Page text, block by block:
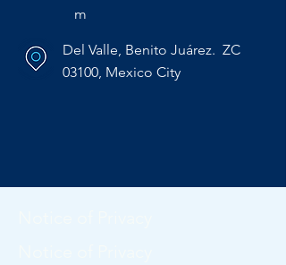
m
Del Valle, Benito Juárez. ZC
03100, Mexico City